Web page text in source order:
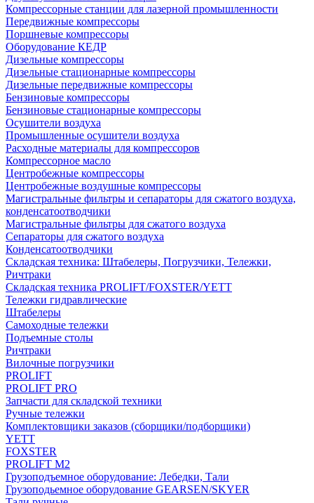
Компрессорные станции для лазерной промышленности
Передвижные компрессоры
Поршневые компрессоры
Оборудование КЕДР
Дизельные компрессоры
Дизельные стационарные компрессоры
Дизельные передвижные компрессоры
Бензиновые компрессоры
Бензиновые стационарные компрессоры
Осушители воздуха
Промышленные осушители воздуха
Расходные материалы для компрессоров
Компрессорное масло
Центробежные компрессоры
Центробежные воздушные компрессоры
Магистральные фильтры и сепараторы для сжатого воздуха,
конденсатоотводчики
Магистральные фильтры для сжатого воздуха
Сепараторы для сжатого воздуха
Конденсатоотводчики
Складская техника: Штабелеры, Погрузчики, Тележки,
Ричтраки
Складская техника PROLIFT/FOXSTER/YETT
Тележки гидравлические
Штабелеры
Самоходные тележки
Подъемные столы
Ричтраки
Вилочные погрузчики
PROLIFT
PROLIFT PRO
Запчасти для складской техники
Ручные тележки
Комплектовщики заказов (сборщики/подборщики)
YETT
FOXSTER
PROLIFT M2
Грузоподъемное оборудование: Лебедки, Тали
Грузоподьемное оборудование GEARSEN/SKYER